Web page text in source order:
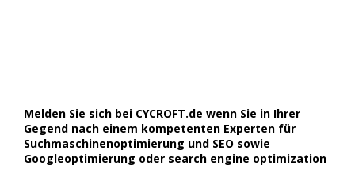
Melden Sie sich bei CYCROFT.de wenn Sie in Ihrer
Gegend nach einem kompetenten Experten für
Suchmaschinenoptimierung und SEO sowie
Googleoptimierung oder search engine optimization